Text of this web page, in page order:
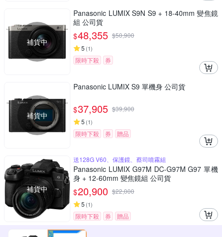
補貨中
Panasonic LUMIX S9N S9 + 18-40mm 變焦鏡
組 公司貨
$48,355 $50,900
5 (1)
限時下殺 券
補貨中
Panasonic LUMIX S9 單機身 公司貨
$37,905 $39,900
5 (1)
限時下殺 券 贈品
補貨中
送128G V60、保護鏡、蔡司噴霧組
Panasonic LUMIX G97M DC-G97M G97 單機
身 + 12-60mm 變焦鏡組 公司貨
$20,900 $22,000
5 (1)
限時下殺 券 贈品